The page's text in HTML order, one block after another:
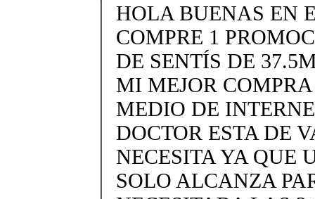
HOLA BUENAS EN
COMPRE 1
DE SENTÍS DE
MI MEJOR COMPRA
MEDIO DE
DOCTOR ESTA DE
NECESITA YA QUE
SOLO ALCANZA